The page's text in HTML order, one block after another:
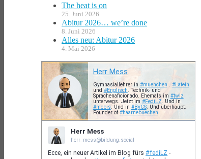
The heat is on
25. Juni 2026
Abitur 2026… we’re done
8. Juni 2026
Alles neu: Abitur 2026
4. Mai 2026